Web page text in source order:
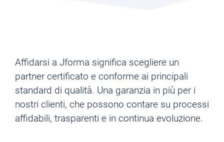
Affidarsi a Jforma significa scegliere un
partner certificato e conforme ai principali
standard di qualità. Una garanzia in più per i
nostri clienti, che possono contare su processi
affidabili, trasparenti e in continua evoluzione.